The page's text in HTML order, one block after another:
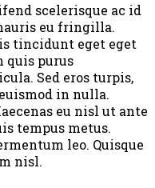
scelerisque ac id
eu fringilla.
tincidunt eget eget
quis purus
Sed eros turpis,
in nulla.
eu nisl ut ante
tempus metus.
leo. Quisque
nisl.